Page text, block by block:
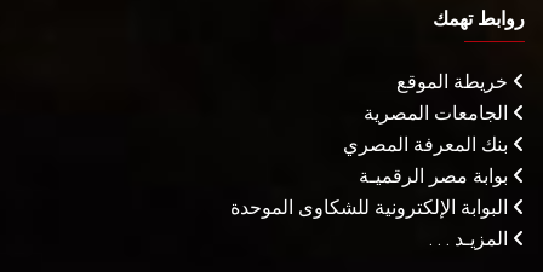
روابط تهمك
خريطة الموقع
الجامعات المصرية
بنك المعرفة المصري
بوابة مصر الرقميـة
البوابة الإلكترونية للشكاوى الموحدة
المزيـد . . .